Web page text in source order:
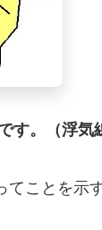
す。（浮気
てことを示